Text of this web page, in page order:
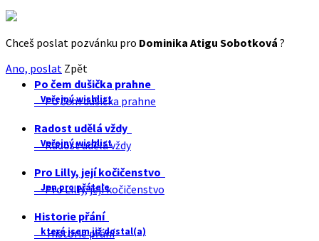
Chceš poslat pozvánku pro Dominika Atigu Sobotková ?
Ano, poslat Zpět
Po čem dušička prahne
Veřejný wishlist
Po čem dušička prahne
Radost udělá vždy
Veřejný wishlist
Radost udělá vždy
Pro Lilly, její kočičenstvo
Jen pro přátele
Pro Lilly, její kočičenstvo
Historie přání
které jsem již dostal(a)
Historie přání